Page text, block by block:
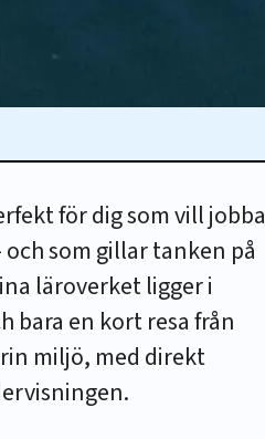
för dig som vill jobba
som gillar tanken på
läroverket ligger i
bara en kort resa från
miljö, med direkt